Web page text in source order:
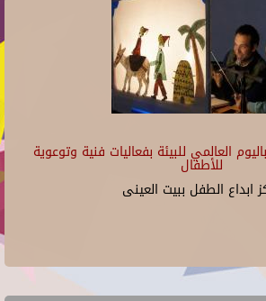
العالمي للبيئة بفعاليات فنية وتوعوية
للأطفال
ابداع الطفل ببيت العينى